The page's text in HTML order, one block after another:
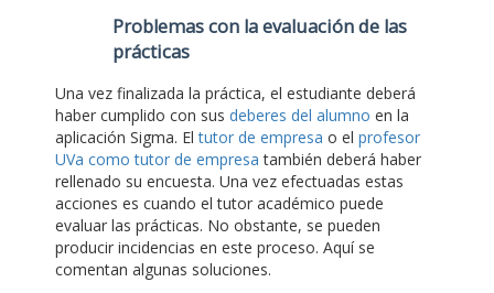
Problemas con la evaluación de las
prácticas
Una vez finalizada la práctica, el estudiante deberá
haber cumplido con sus deberes del alumno en la
aplicación Sigma. Eltutor de empresa o el profesor
UVa como tutor de empresa también deberá haber
rellenado su encuesta. Una vez efectuadas estas
acciones es cuando el tutor académico puede
evaluar las prácticas. No obstante, se pueden
producir incidencias en este proceso. Aquí se
comentan algunas soluciones.